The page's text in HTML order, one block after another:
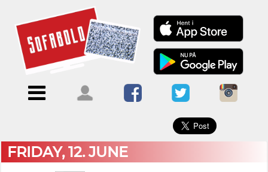
Menu
ForsideKalendere
Blogs
Om
Sofabold
Kontakt
bruger
×
FRIDAY, 12. JUNE